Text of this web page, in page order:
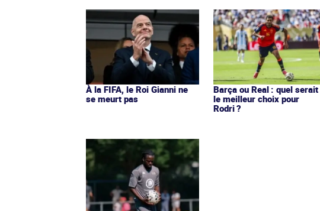
À la FIFA, le Roi Gianni ne
se meurt pas
Barça ou Real : quel serait
le meilleur choix pour
Rodri ?